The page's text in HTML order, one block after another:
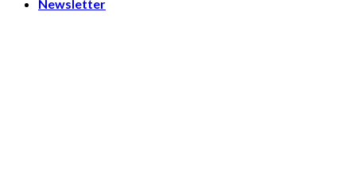
Newsletter